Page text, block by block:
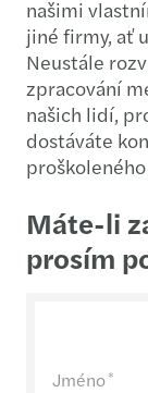
našimi
jiné firmy, ať
Neustále
zpracování
našich lidí,
dostáváte
Máte-li
prosím
Jméno *